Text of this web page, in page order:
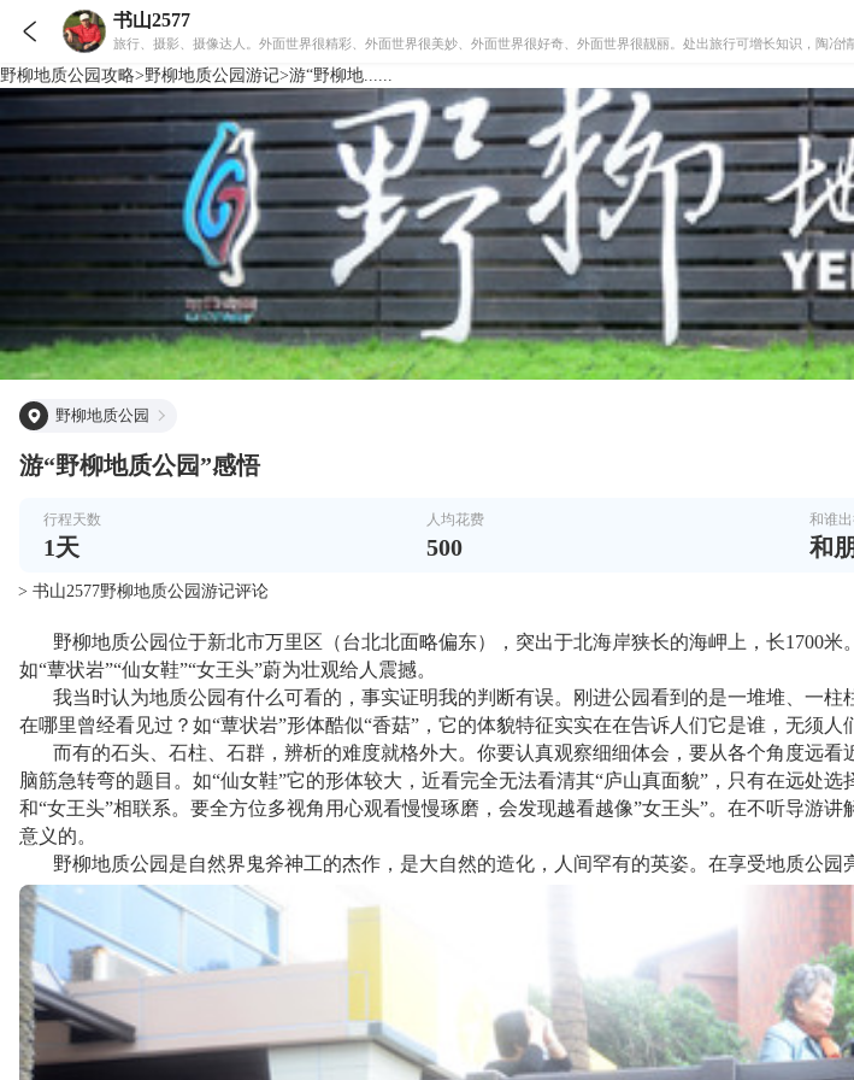
 书山2577
旅行、摄影、摄像达人。外面世界很精彩、外面世界很美妙、外面世界很好奇、外面世界很靓丽。处出旅行可增长知识，陶冶
野柳地质公园 攻略>野柳地质公园 游记>游“野柳地......
野柳地质公园
游“野柳地质公园”感悟
行程天数
1天
人均花费
500
和谁
和
> 书山2577野柳地质公园游记评论
野柳地质公园位于新北市万里区（台北北面略偏东），突出于北海岸狭长的海岬上，长1700米
如“蕈状岩”“仙女鞋”“女王头”蔚为壮观给人震撼。
我当时认为地质公园有什么可看的，事实证明我的判断有误。刚进公园看到的是一堆堆、一柱
在哪里曾经看见过？如“蕈状岩”形体酷似“香菇”，它的体貌特征实实在在告诉人们它是谁，无须人
而有的石头、石柱、石群，辨析的难度就格外大。你要认真观察细细体会，要从各个角度远看
脑筋急转弯的题目。如“仙女鞋”它的形体较大，近看完全无法看清其“庐山真面貌”，只有在远处
和“女王头”相联系。要全方位多视角用心观看慢慢琢磨，会发现越看越像”女王头”。在不听导游
意义的。
野柳地质公园是自然界鬼斧神工的杰作，是大自然的造化，人间罕有的英姿。在享受地质公园